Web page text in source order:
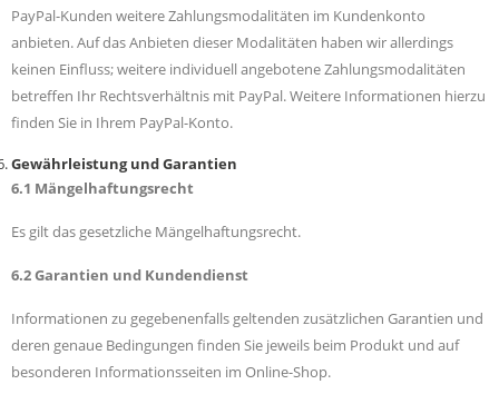
PayPal-Kunden weitere Zahlungsmodalitäten im Kundenkonto
anbieten. Auf das Anbieten dieser Modalitäten haben wir allerdings
keinen Einfluss; weitere individuell angebotene Zahlungsmodalitäten
betreffen Ihr Rechtsverhältnis mit PayPal. Weitere Informationen hierzu
finden Sie in Ihrem PayPal-Konto.
Gewährleistung und Garantien
6.1 Mängelhaftungsrecht
Es gilt das gesetzliche Mängelhaftungsrecht.
6.2 Garantien und Kundendienst
Informationen zu gegebenenfalls geltenden zusätzlichen Garantien und
deren genaue Bedingungen finden Sie jeweils beim Produkt und auf
besonderen Informationsseiten im Online-Shop.